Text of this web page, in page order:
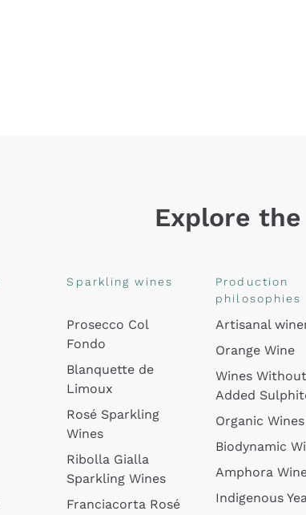
Explore
Sparkling wines
Prosecco Col
Fondo
Blanquette de
Limoux
Rosé Sparkling
Wines
Ribolla Gialla
Sparkling Wines
Franciacorta Rosé
Production
philosophies
Artisanal
Orange Wine
Wines Without
Added
Organic Wines
Biodynamic
Amphora
Indigenous